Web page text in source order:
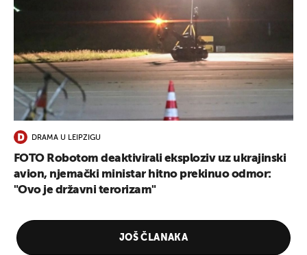
DRAMA U LEIPZIGU
FOTO Robotom deaktivirali eksploziv uz ukrajinski
avion, njemački ministar hitno prekinuo odmor:
"Ovo je državni terorizam"
JOŠ ČLANAKA